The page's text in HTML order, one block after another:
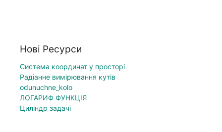
Нові Ресурси
Система координат у просторі
Радіанне вимірювання кутів
odunuchne_kolo
ЛОГАРИФ ФУНКЦІЯ
Циліндр задачі